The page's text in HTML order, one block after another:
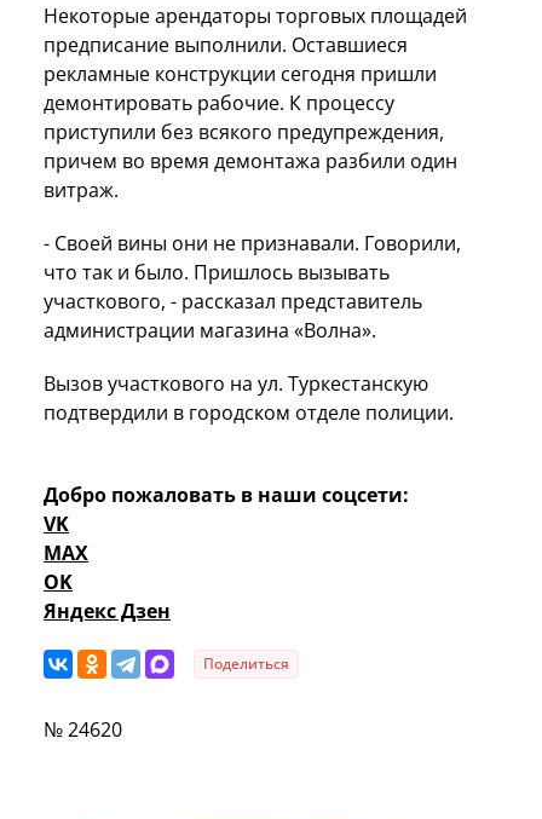
Некоторые арендаторы торговых площадей
предписание выполнили. Оставшиеся
рекламные конструкции сегодня пришли
демонтировать рабочие. К процессу
приступили без всякого предупреждения,
причем во время демонтажа разбили один
витраж.
- Своей вины они не признавали. Говорили,
что так и было. Пришлось вызывать
участкового, - рассказал представитель
администрации магазина «Волна».
Вызов участкового на ул. Туркестанскую
подтвердили в городском отделе полиции.
Добро пожаловать в наши соцсети:
VK
MAX
OK
Яндекс Дзен
Поделиться
№ 24620